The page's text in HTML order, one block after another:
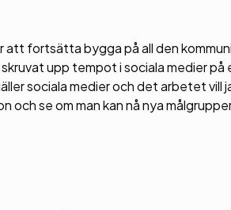
att fortsätta bygga på all den
upp tempot i sociala medier på
sociala medier och det arbetet vill
se om man kan nå nya